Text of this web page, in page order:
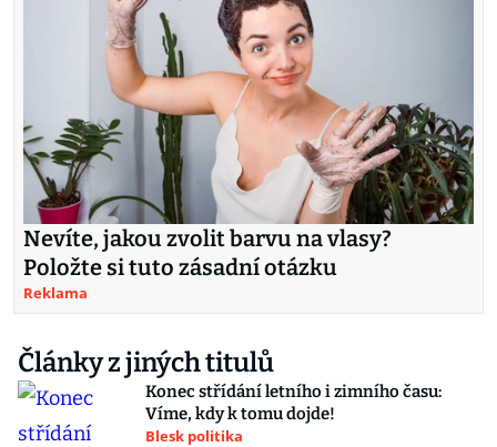
Nevíte, jakou zvolit barvu na vlasy?
Položte si tuto zásadní otázku
Reklama
Články z jiných titulů
Konec střídání letního i zimního času:
Víme, kdy k tomu dojde!
Blesk politika